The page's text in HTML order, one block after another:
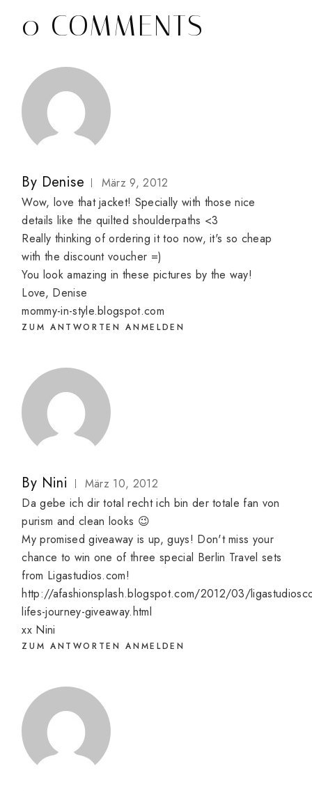
0 COMMENTS
By Denise
März 9, 2012
Wow, love that jacket! Specially with those nice
details like the quilted shoulderpaths <3
Really thinking of ordering it too now, it's so cheap
with the discount voucher =)
You look amazing in these pictures by the way!
Love, Denise
mommy-in-style.blogspot.com
ZUM ANTWORTEN ANMELDEN
By Nini
März 10, 2012
Da gebe ich dir total recht ich bin der totale fan von
purism and clean looks 😉
My promised giveaway is up, guys! Don't miss your
chance to win one of three special Berlin Travel sets
from Ligastudios.com!
http://afashionsplash.blogspot.com/2012/03/
lifes-journey-giveaway.html
xx Nini
ZUM ANTWORTEN ANMELDEN